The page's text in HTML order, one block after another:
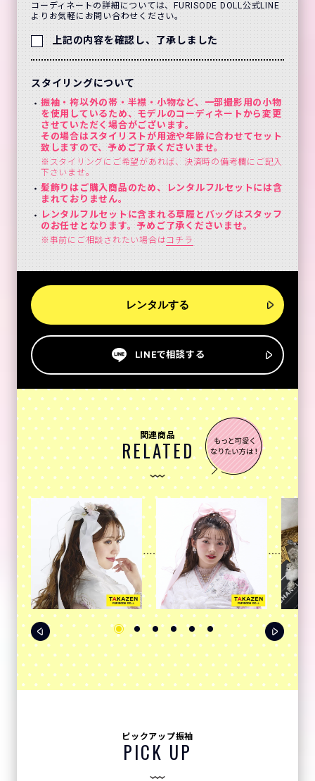
コーディネートの詳細については、FURISODE DOLL公式LINE
よりお気軽にお問い合わせください。
上記の内容を確認し、了承しました
スタイリングについて
振袖・袴以外の帯・半襟・小物など、一部撮影用の小物
を使用しているため、モデルのコーディネートから変更
させていただく場合がございます。
その場合はスタイリストが用途や年齢に合わせてセット
致しますので、予めご了承くださいませ。
※スタイリングにご希望があれば、決済時の備考欄にご記入
下さいませ。
髪飾りはご購入商品のため、レンタルフルセットには含
まれておりません。
レンタルフルセットに含まれる草履とバッグはスタッフ
のお任せとなります。予めご了承くださいませ。
※事前にご相談されたい場合はコチラ
レンタルする
LINEで相談する
関連商品
RELATED
ピックアップ振袖
PICK UP